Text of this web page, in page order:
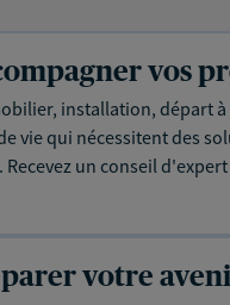
vos
installation, départ
vie qui nécessitent des
un conseil
votre